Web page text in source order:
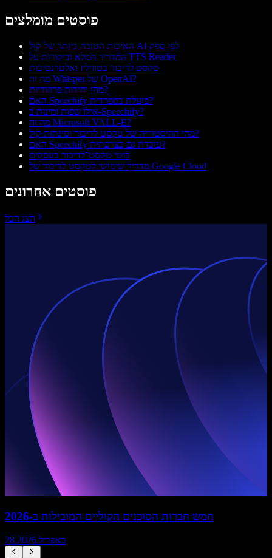
פוסטים מומלצים
האיכות הטובה ביותר של קול AI לפי ספק
המדריך המלא וביקורות על TTS Reader
טקסט לדיבור בטוויליו ואלטרנטיבות
מה זה Whisper של OpenAI?
מהן יחידות פרוזודיות?
האם Speechify פועלת בספרדית?
אילו שפות זמינות ב-Speechify?
מה זה Microsoft VALL-E?
מהי ההיסטוריה של טקסט לדיבור וסינתזת קול?
האם Speechify עובדת גם בצרפתית?
בוטי טקסט־לדיבור בעסקים
מדריך שימושי לטקסט לדיבור של Google Cloud
פוסטים אחרונים
הצג הכל
חמש חברות הסוכנים הקוליים המובילות ב-2026
28 באפריל 2026